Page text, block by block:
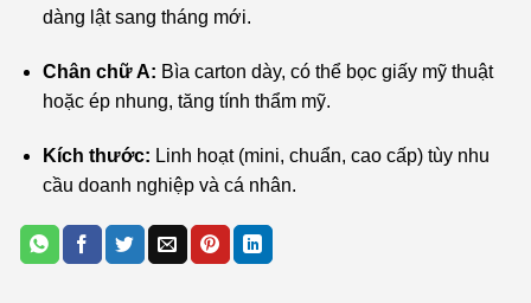
dàng lật sang tháng mới.
Chân chữ A: Bìa carton dày, có thể bọc giấy mỹ thuật
hoặc ép nhung, tăng tính thẩm mỹ.
Kích thước: Linh hoạt (mini, chuẩn, cao cấp) tùy nhu
cầu doanh nghiệp và cá nhân.